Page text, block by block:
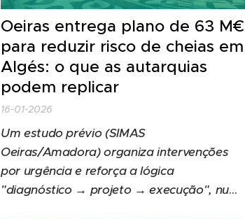
Oeiras entrega plano de 63 M€
para reduzir risco de cheias em
Algés: o que as autarquias
podem replicar
16-01-2026
Um estudo prévio (SIMAS
Oeiras/Amadora) organiza intervenções
por urgência e reforça a lógica
"diagnóstico → projeto → execução", num